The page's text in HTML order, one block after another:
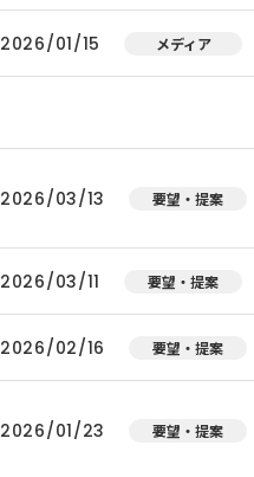
2026/01/15 メディア
2026/03/13 要望・提案
2026/03/11 要望・提案
2026/02/16 要望・提案
2026/01/23 要望・提案